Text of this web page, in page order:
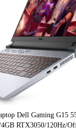
Dell Gaming G15
RTX3050/120Hz/